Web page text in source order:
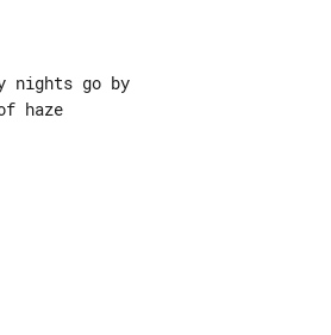
nights go by
haze